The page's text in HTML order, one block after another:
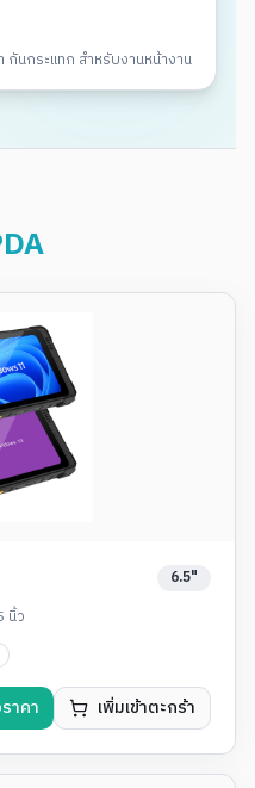
กันกระแทก สำหรับงานหน้างาน
6.5"
นิ้ว
าคา เพิ่มเข้าตะกร้า